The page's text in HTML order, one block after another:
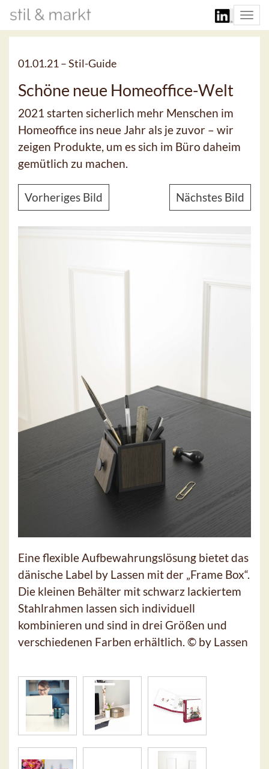
01.01.21 –Stil-Guide
Schöne neue Homeoffice-Welt
2021 starten sicherlich mehr Menschen im
Homeoffice ins neue Jahr als je zuvor – wir
zeigen Produkte, um es sich im Büro daheim
gemütlich zu machen.
Vorheriges Bild Nächstes Bild
Eine flexible Aufbewahrungslösung bietet das
dänische Label by Lassen mit der „Frame Box“.
Die kleinen Behälter mit schwarz lackiertem
Stahlrahmen lassen sich individuell
kombinieren und sind in drei Größen und
verschiedenen Farben erhältlich. © by Lassen